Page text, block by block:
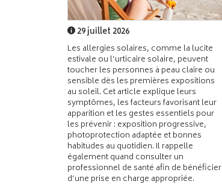
29 juillet 2026
Les allergies solaires, comme la lucite
estivale ou l’urticaire solaire, peuvent
toucher les personnes à peau claire ou
sensible dès les premières expositions
au soleil. Cet article explique leurs
symptômes, les facteurs favorisant leur
apparition et les gestes essentiels pour
les prévenir : exposition progressive,
photoprotection adaptée et bonnes
habitudes au quotidien. Il rappelle
également quand consulter un
professionnel de santé afin de bénéficier
d’une prise en charge appropriée.